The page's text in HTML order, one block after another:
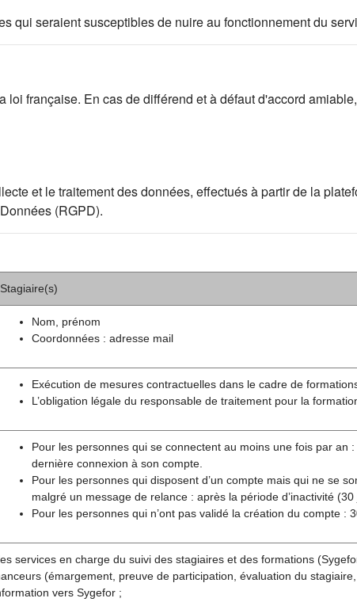
qui seraient susceptibles de nuire au fonctionnement du
française. En cas de différend et à défaut d'accord
et le traitement des données, effectués à partir de la
(RGPD).
Stagiaire(s)
Nom, prénom
Coordonnées : adresse mail
Exécution de mesures contractuelles dans le cadre de
L’obligation légale du responsable de traitement pour la
Pour les personnes qui se connectent au moins une fois par an
dernière connexion à son compte.
Pour les personnes qui disposent d’un compte mais qui ne se
malgré un message de relance : après la période d’inactivité (30
Pour les personnes qui n’ont pas validé la création du compte :
services en charge du suivi des stagiaires et des formations
(émargement, preuve de participation, évaluation du
vers Sygefor ;